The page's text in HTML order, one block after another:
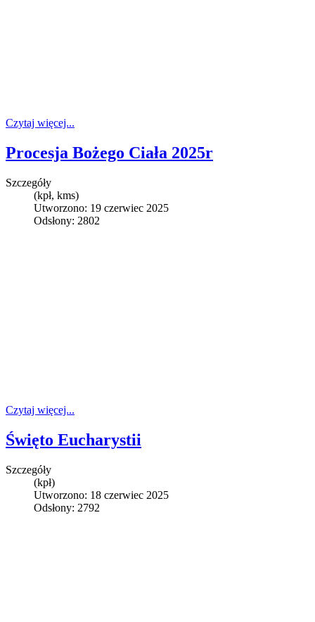
Czytaj więcej...
Procesja Bożego Ciała 2025r
Szczegóły
(kpł, kms)
Utworzono: 19 czerwiec 2025
Odsłony: 2802
Czytaj więcej...
Święto Eucharystii
Szczegóły
(kpł)
Utworzono: 18 czerwiec 2025
Odsłony: 2792